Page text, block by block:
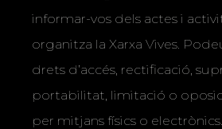
informar-vos dels actes i
organitza la Xarxa Vives.
drets d’accés, rectificació,
portabilitat, limitació o
per mitjans físics o